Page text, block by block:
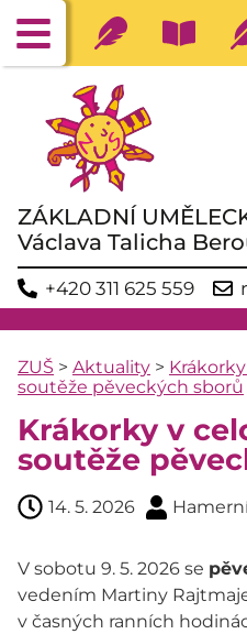
ZÁKLADNÍ
Václava Talicha
+420 311 625 559
ZUŠ > Aktuality >
soutěže pěveckých sborů
Krákorky v
soutěže
14. 5. 2026
V sobotu 9. 5. 2026 se
vedením Martiny
v časných ranních